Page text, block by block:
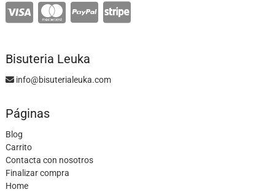
Bisuteria Leuka
info@bisuterialeuka.com
Páginas
Blog
Carrito
Contacta con nosotros
Finalizar compra
Home